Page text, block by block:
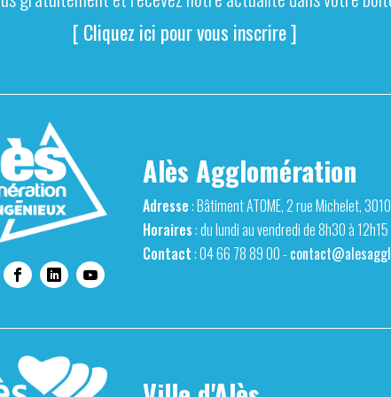
[ Cliquez ici pour vous inscrire ]
Alès Agglomération
Adresse: Bâtiment ATOME, 2 rue Michelet,
Horaires: du lundi au vendredi de 8h30 à
Contact: 04 66 78 89 00 -